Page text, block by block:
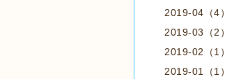
2019-04（4）
2019-03（2）
2019-02（1）
2019-01（1）